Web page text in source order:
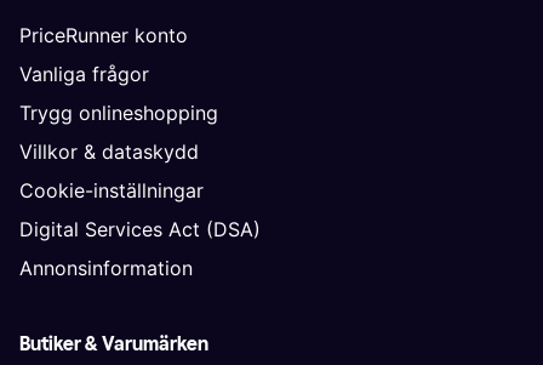
PriceRunner konto
Vanliga frågor
Trygg onlineshopping
Villkor & dataskydd
Cookie-inställningar
Digital Services Act (DSA)
Annonsinformation
Butiker & Varumärken